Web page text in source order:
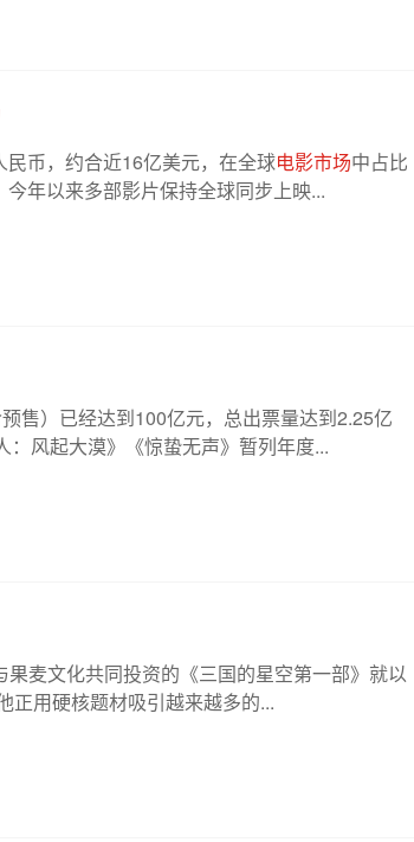
币，约合近16亿美元，在全球电影市场中占比
今年以来多部影片保持全球同步上映...
售）已经达到100亿元，总出票量达到2.25亿
风起大漠》《惊蛰无声》暂列年度...
麦文化共同投资的《三国的星空第一部》就以
正用硬核题材吸引越来越多的...